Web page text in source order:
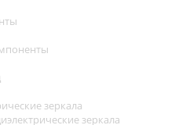
зеркала
зеркала